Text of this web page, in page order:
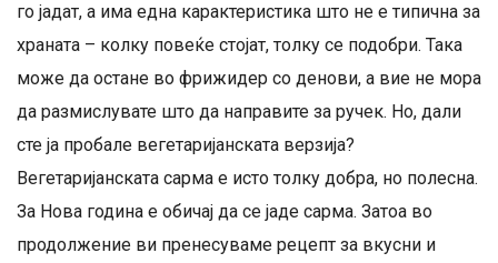
го јадат, а има една карактеристика што не е типична за
храната – колку повеќе стојат, толку се подобри. Така
може да остане во фрижидер со денови, а вие не мора
да размислувате што да направите за ручек. Но, дали
сте ја пробале вегетаријанската верзија?
Вегетаријанската сарма е исто толку добра, но полесна.
За Нова година е обичај да се јаде сарма. Затоа во
продолжение ви пренесуваме рецепт за вкусни и